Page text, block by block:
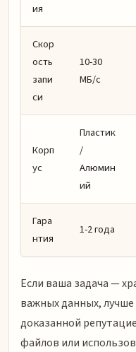
ия
Скор
ость
запи
си
10-30
МБ/с
Корп
ус
Пластик
/
Алюмин
ий
Гара
нтия
1-2 года
Если ваша задача —
важных данных,
доказанной
файлов или